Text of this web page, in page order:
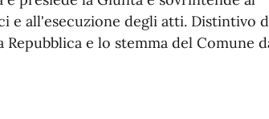
e all'esecuzione degli atti. Distintivo
e lo stemma del Comune